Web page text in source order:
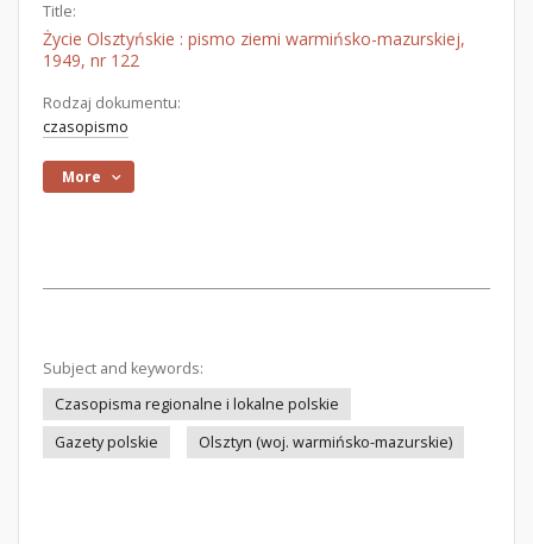
Title:
Życie Olsztyńskie : pismo ziemi warmińsko-mazurskiej,
1949, nr 122
Rodzaj dokumentu:
czasopismo
More
Subject and keywords:
Czasopisma regionalne i lokalne polskie
Gazety polskie
Olsztyn (woj. warmińsko-mazurskie)